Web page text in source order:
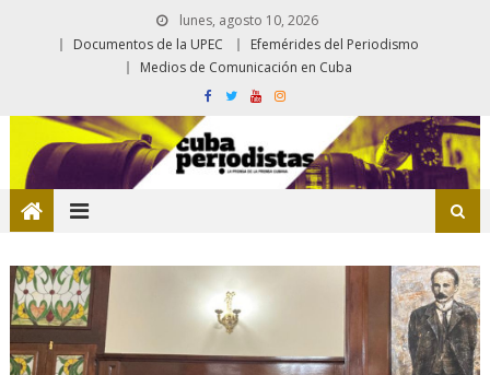
lunes, agosto 10, 2026
Documentos de la UPEC
Efemérides del Periodismo
Medios de Comunicación en Cuba